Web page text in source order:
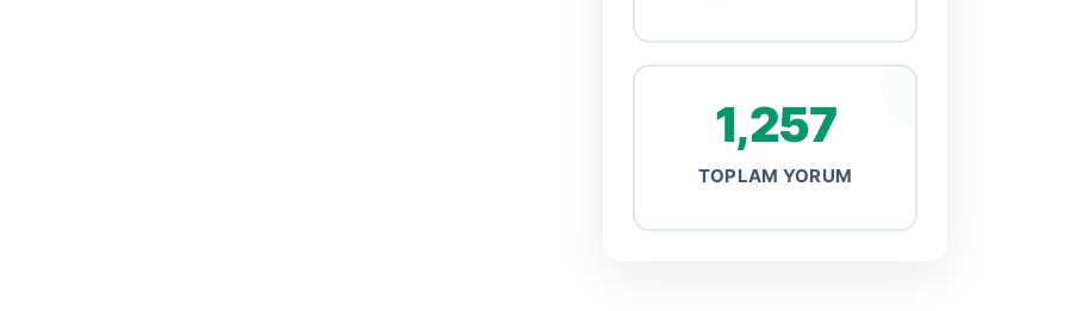
1,257
TOPLAM YORUM